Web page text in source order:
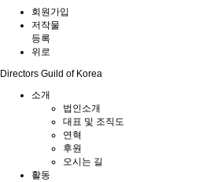
회원가입
저작물
등록
위로
Directors Guild of Korea
소개
법인소개
대표 및 조직도
연혁
후원
오시는 길
활동